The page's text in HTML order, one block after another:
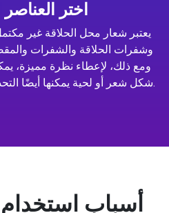
اختر
يعتبر شعار محل الحلاقة غير
وشفرات الحلاقة والشفرات
ومع ذلك، لإعطاء نظرة مميزة،
شكل شعر أو لحية يمكنها أيضًا التحدث نيابة عن علامتك التجارية.
أسباب استخدام